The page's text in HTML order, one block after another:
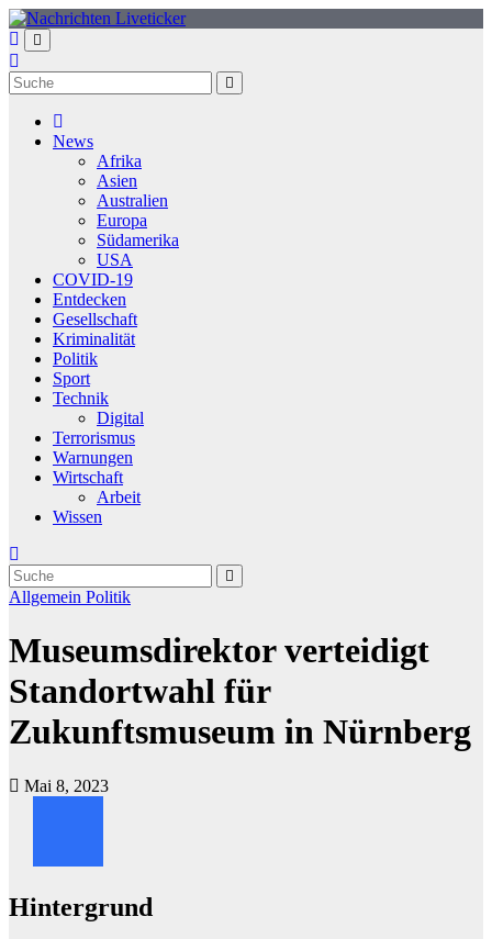
Zum
Inhalt
springen
News
Afrika
Asien
Australien
Europa
Südamerika
USA
COVID-19
Entdecken
Gesellschaft
Kriminalität
Politik
Sport
Technik
Digital
Terrorismus
Warnungen
Wirtschaft
Arbeit
Wissen
Allgemein Politik
Museumsdirektor verteidigt
Standortwahl für
Zukunftsmuseum in Nürnberg
Mai 8, 2023
Hintergrund